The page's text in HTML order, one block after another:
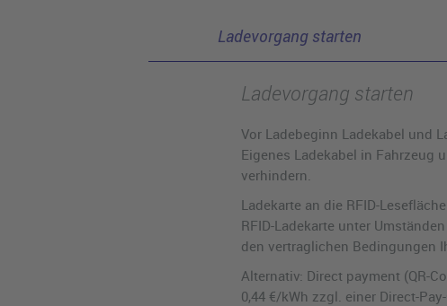
Ladevorgang starten
Ladevorgang starten
Vor Ladebeginn Ladekabel und
Eigenes Ladekabel in Fahrzeug
verhindern.
Ladekarte an die RFID-
RFID-Ladekarte unter
den vertraglichen Bedingungen
Alternativ: Direct payment (QR-
0,44 €/kWh zzgl. einer Direct-